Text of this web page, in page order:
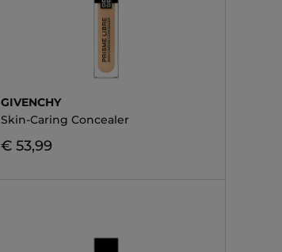
GIVENCHY
Skin-Caring Concealer
€ 53,99